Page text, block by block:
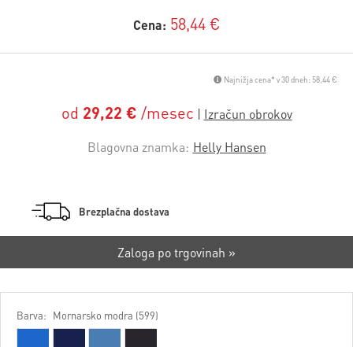
Cena: 58,44 €
Najnižja cena* v 30 dneh: 58,44 €
od 29,22 € /mesec
Blagovna znamka: Helly Hansen
Brezplačna dostava
Zaloga po trgovinah »
Barva: Mornarsko modra (599)